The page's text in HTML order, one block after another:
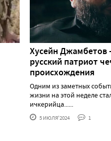
Хусейн Джамбетов
русский патриот
происхождения
Одним из заметных
жизни на этой неделе
ичкерийца......
5 ИЮЛЯ'2024 1